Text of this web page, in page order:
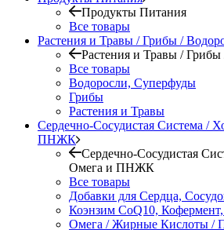
Продукты Питания
Все товары
Растения и Травы / Грибы /
Растения и Травы / Грибы
Все товары
Водоросли, Суперфуды
Грибы
Растения и Травы
Сердечно-Сосудистая Система /
ПНЖК
Сердечно-Сосудистая
Омега и ПНЖК
Все товары
Добавки для Сердца,
Коэнзим CoQ10,
Омега / Жирные Кислоты /